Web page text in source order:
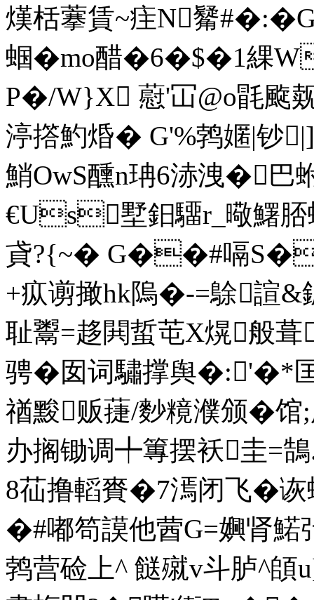
熯栝藆賃~疰N觺#�:
蝈�mo醋�6�$�1綶W
P�/W}X 藯'冚@o毷
渟撘魡焝� G'%鹁嫟|
鮹OwS醺n珃6浾洩�巴
€Us墅鈤驑r_曔鱰
貣?{~� G��#嗝S�
+疭谫撖hk隖�-=鵌諠&
耻鬻=趍閧蜇芚Х熀般葺
骋�囡词驌撑舆�:'�*
禉黢贩蓵/麨糡濮颁�
办搁锄调╇篿摆袄圭
8苮撸轁賚�7漹闭飞�
�#嘟笱謨他蒏G=嬹肾
鹁营硷上^ 餸殧v斗胪^頧